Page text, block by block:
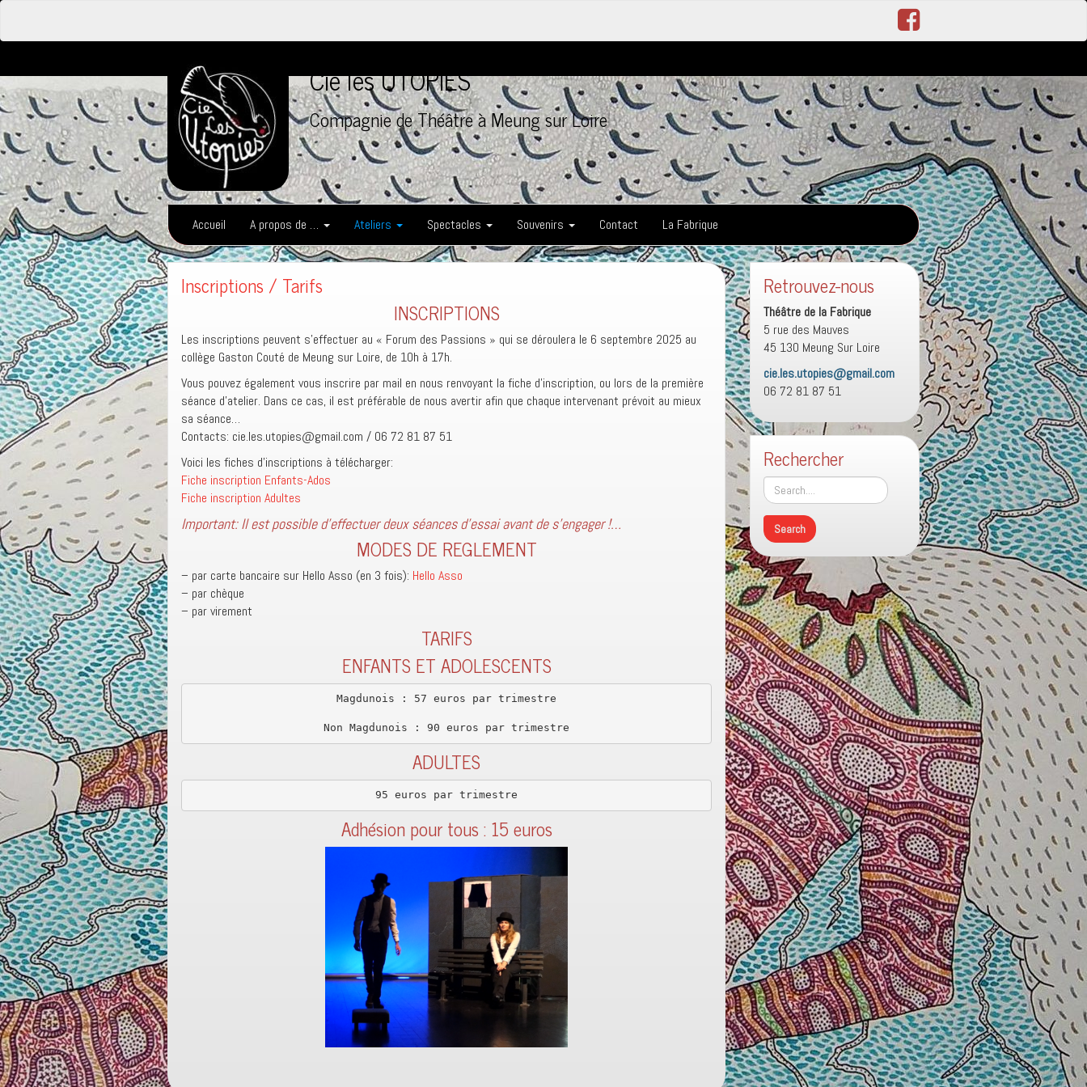
Cie les UTOPIES
Compagnie de Théâtre à Meung sur Loire
Accueil A propos de … Ateliers Spectacles Souvenirs Contact La Fabrique
Inscriptions / Tarifs
INSCRIPTIONS
Les inscriptions peuvent s’effectuer au « Forum des Passions » qui se déroulera le 6 septembre 2025 au
collège Gaston Couté de Meung sur Loire, de 10h à 17h.
Vous pouvez également vous inscrire par mail en nous renvoyant la fiche d’inscription, ou lors de la première
séance d’atelier. Dans ce cas, il est préférable de nous avertir afin que chaque intervenant prévoit au mieux
sa séance…
Contacts: cie.les.utopies@gmail.com / 06 72 81 87 51
Voici les fiches d’inscriptions à télécharger:
Fiche inscription Enfants-Ados
Fiche inscription Adultes
Important: Il est possible d’effectuer deux séances d’essai avant de s’engager !…
MODES DE REGLEMENT
– par carte bancaire sur Hello Asso (en 3 fois): Hello Asso
– par chèque
– par virement
TARIFS
ENFANTS ET ADOLESCENTS
Magdunois : 57 euros par trimestre
Non Magdunois : 90 euros par trimestre
ADULTES
95 euros par trimestre
Adhésion pour tous : 15 euros
Retrouvez-nous
Théâtre de la Fabrique
5 rue des Mauves
45 130 Meung Sur Loire
cie.les.utopies@gmail.com
06 72 81 87 51
Rechercher